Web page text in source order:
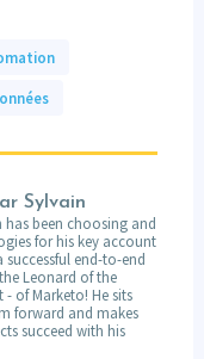
Sylvain
has been choosing and
for his key account
end-to-end
Leonard of the
of Marketo! He sits
forward and makes
succeed with his